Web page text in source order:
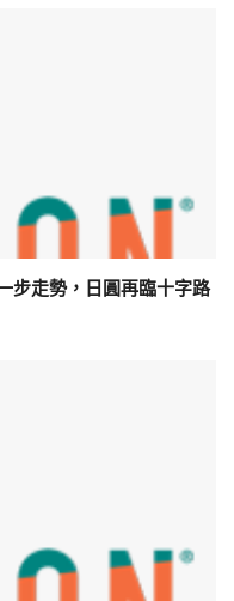
步走勢，日圓再臨十字路